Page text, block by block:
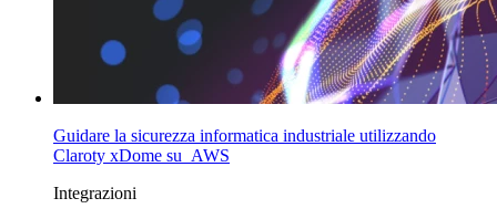
Guidare la sicurezza informatica industriale utilizzando
Claroty xDome su AWS
Integrazioni